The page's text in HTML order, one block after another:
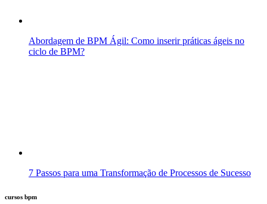
Abordagem de BPM Ágil: Como inserir práticas ágeis no
ciclo de BPM?
7 Passos para uma Transformação de Processos de Sucesso
cursos bpm